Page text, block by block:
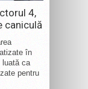
4,
caniculă
în
luată ca
pentru